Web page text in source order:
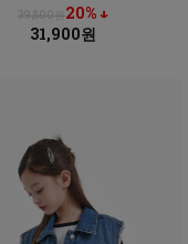
39,800원20% ↓
31,900원